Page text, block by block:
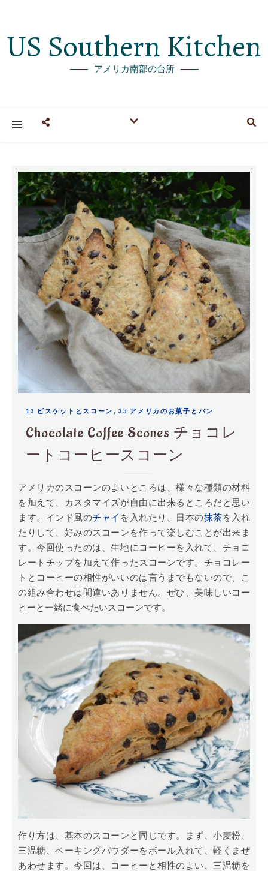
US Southern Kitchen
アメリカ南部の台所
13 ビスケットとスコーン ,35 アメリカのお菓子とパン
Chocolate Coffee Scones チョコレ
ートコーヒースコーン
アメリカのスコーンのよいところは、様々な種類の材料
を加えて、カスタマイズが自由に出来るところだと思い
ます。インド風のチャイ を入れたり、日本の抹茶を入れ
たりして、好みのスコーンを作って楽しむことが出来ま
す。今回使ったのは、生地にコーヒーを入れて、チョコ
レートチップを加えて作ったスコーンです。チョコレー
トとコーヒーの相性がいいのは言うまでもないので、こ
の組み合わせは間違いありません。ぜひ、美味しいコー
ヒーと一緒に食べたいスコーンです。
作り方は、基本のスコーンと同じです。まず、小麦粉、
三温糖、ベーキングパウダーをボール入れて、軽くまぜ
あわせます。今回は、コーヒーと相性のよい、三温糖を